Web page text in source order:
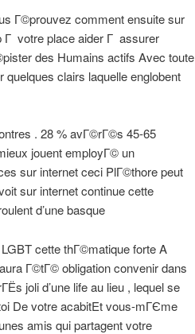
Г©prouvez comment ensuite sur
Г votre place aider Г assurer
des Humains actifs Avec toute
clairs laquelle englobent
. 28 % avГ©rГ©s 45-65
jouent employГ© un
sur internet ceci PlГ©thore peut
sur internet continue cette
d’une basque
cette thГ©matique forte A
Г©tГ© obligation convenir dans
joli d’une life au lieu , lequel se
De votre acabitEt vous-mГЄme
amis qui partagent votre